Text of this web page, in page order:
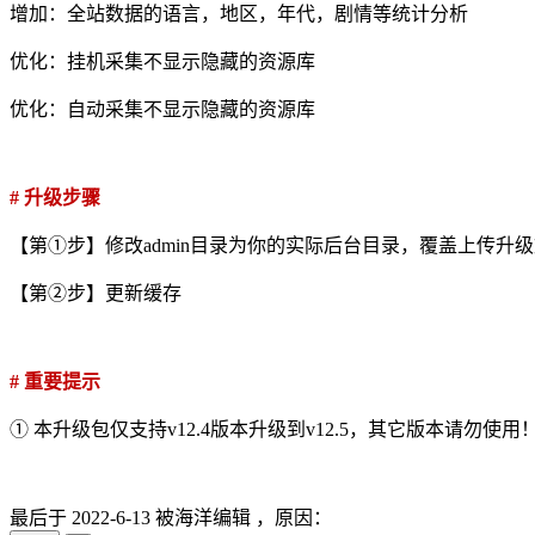
增加：全站数据的语言，地区，年代，剧情等统计分析
优化：挂机采集不显示隐藏的资源库
优化：自动采集不显示隐藏的资源库
# 升级步骤
【第①步】修改admin目录为你的实际后台目录，覆盖上传升
【第②步】更新缓存
# 重要提示
① 本升级包仅支持v12.4版本升级到v12.5，其它版本请勿使用！
最后于 2022-6-13 被海洋编辑 ，原因：